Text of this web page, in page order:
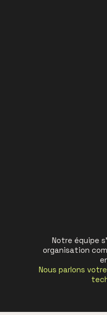
Notre équipe
organisation
Nous parlons